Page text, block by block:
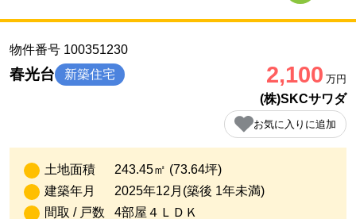
物件番号 100351230
春光台 新築住宅 2,100 万円
(株)SKCサワダ
お気に入りに追加
土地面積
243.45㎡ (73.64坪)
建築年月
2025年12月(築後 1年未満)
間取 / 戸数
4部屋４ＬＤＫ